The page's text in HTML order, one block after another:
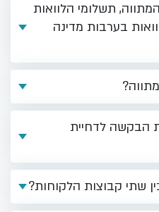
תשלומי הלוואות
בערבות מדינה
הבקשה לדחיית
שתי קבוצות הלקוחות?